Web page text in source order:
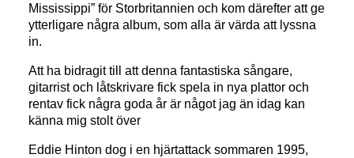
Mississippi” för Storbritannien och kom därefter att ge
ytterligare några album, som alla är värda att lyssna
in.
Att ha bidragit till att denna fantastiska sångare,
gitarrist och låtskrivare fick spela in nya plattor och
rentav fick några goda år är något jag än idag kan
känna mig stolt över
Eddie Hinton dog i en hjärtattack sommaren 1995,